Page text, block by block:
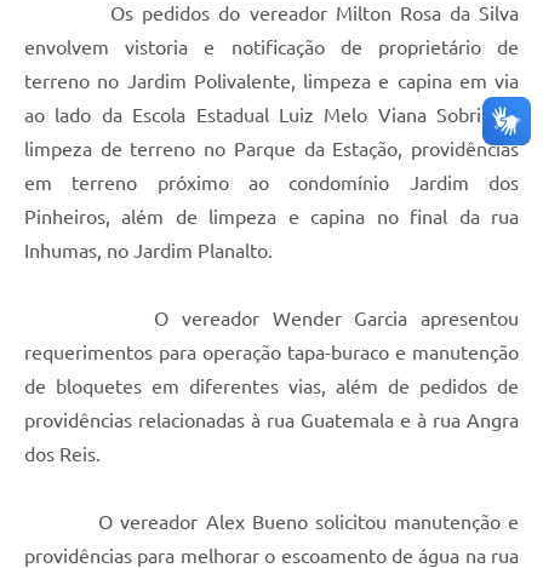
Os pedidos do vereador Milton Rosa da Silva
envolvem vistoria e notificação de proprietário de
terreno no Jardim Polivalente, limpeza e capina em via
ao lado da Escola Estadual Luiz Melo Viana Sobrinho,
limpeza de terreno no Parque da Estação, providências
em terreno próximo ao condomínio Jardim dos
Pinheiros, além de limpeza e capina no final da rua
Inhumas, no Jardim Planalto.
O vereador Wender Garcia apresentou
requerimentos para operação tapa-buraco e manutenção
de bloquetes em diferentes vias, além de pedidos de
providências relacionadas à rua Guatemala e à rua Angra
dos Reis.
O vereador Alex Bueno solicitou manutenção e
providências para melhorar o escoamento de água na rua